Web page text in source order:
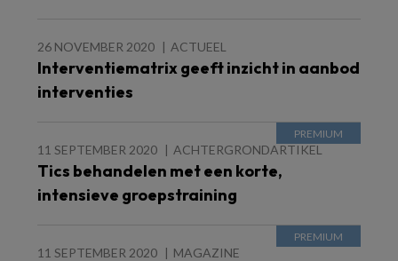
26 NOVEMBER 2020 ACTUEEL
Interventiematrix geeft inzicht in aanbod
interventies
11 SEPTEMBER 2020 ACHTERGRONDARTIKEL
Tics behandelen met een korte,
intensieve groepstraining
11 SEPTEMBER 2020 MAGAZINE